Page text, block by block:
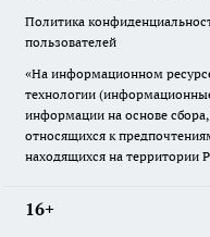
Политика
пользователей
«На информационном
технологии
информации на основе
относящихся к
находящихся на территории
16+